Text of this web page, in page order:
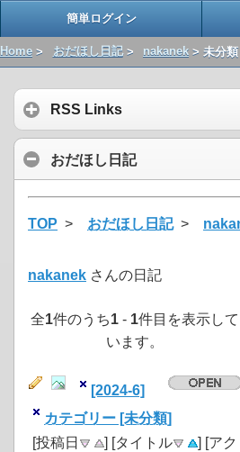
簡単ログイン
Home > おだほし日記> nakanek > 未分類
RSS Links
おだほし日記
TOP > おだほし日記>
nakanek さんの日記
全1件のうち1 - 1件目を表示して
います。
[2024-6]
カテゴリー [未分類]
[投稿日
] [タイトル
] [アク